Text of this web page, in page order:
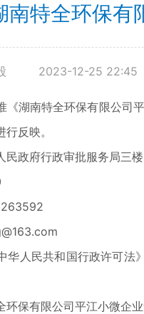
南特全环保有
2023-12-25 22:45
南特全环保有限公司平
反映。
政府行政审批服务局三
人民共和国行政许可法》
保有限公司平江小微企业